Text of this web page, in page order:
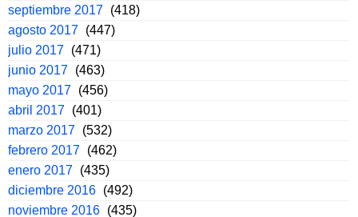
septiembre 2017 (418)
agosto 2017 (447)
julio 2017 (471)
junio 2017 (463)
mayo 2017 (456)
abril 2017 (401)
marzo 2017 (532)
febrero 2017 (462)
enero 2017 (435)
diciembre 2016 (492)
noviembre 2016 (435)